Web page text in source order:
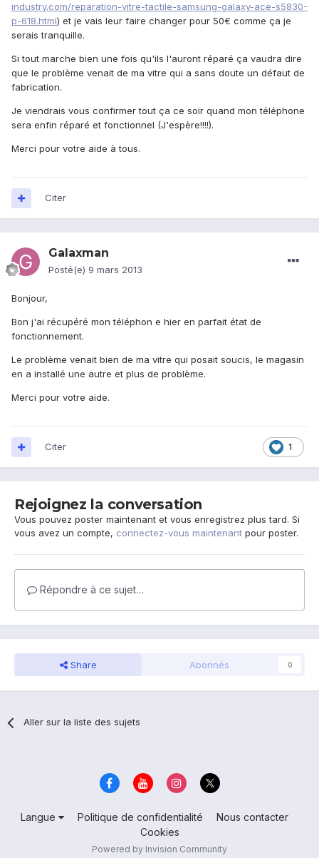
industry.com/reparation-vitre-tactile-samsung-galaxy-ace-s5830-
p-618.html) et je vais leur faire changer pour 50€ comme ça je
serais tranquille.
Si tout marche bien une fois qu'ils l'auront réparé ça vaudra dire
que le problème venait de ma vitre qui a sans doute un défaut de
fabrication.
Je viendrais vous confirmer tout ça ce soir quand mon téléphone
sera enfin réparé et fonctionnel (J'espère!!!!).
Merci pour votre aide à tous.
Citer
Galaxman
Posté(e) 9 mars 2013
Bonjour,
Bon j'ai récupéré mon téléphon e hier en parfait état de
fonctionnement.
Le problème venait bien de ma vitre qui posait soucis, le magasin
en a installé une autre et plus de problème.
Merci pour votre aide.
1
Citer
Rejoignez la conversation
Vous pouvez poster maintenant et vous enregistrez plus tard. Si
vous avez un compte, connectez-vous maintenant pour poster.
Répondre à ce sujet…
Share Abonnés 0
Aller sur la liste des sujets
Langue Politique de confidentialité
Nous contacter
Cookies
Powered by Invision Community